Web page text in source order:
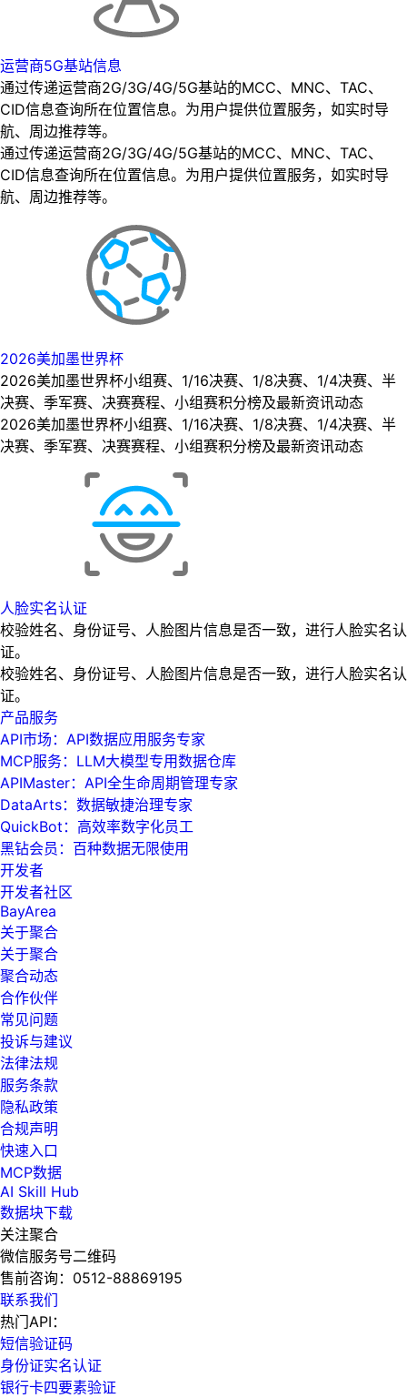
运营商5G基站信息
通过传递运营商2G/3G/4G/5G基站的MCC、MNC、TAC、
CID信息查询所在位置信息。为用户提供位置服务，如实时导
航、周边推荐等。
通过传递运营商2G/3G/4G/5G基站的MCC、MNC、TAC、
CID信息查询所在位置信息。为用户提供位置服务，如实时导
航、周边推荐等。
2026美加墨世界杯
2026美加墨世界杯小组赛、1/16决赛、1/8决赛、1/4决赛、半
决赛、季军赛、决赛赛程、小组赛积分榜及最新资讯动态
2026美加墨世界杯小组赛、1/16决赛、1/8决赛、1/4决赛、半
决赛、季军赛、决赛赛程、小组赛积分榜及最新资讯动态
人脸实名认证
校验姓名、身份证号、人脸图片信息是否一致，进行人脸实名认
证。
校验姓名、身份证号、人脸图片信息是否一致，进行人脸实名认
证。
产品服务
API市场：API数据应用服务专家
MCP服务：LLM大模型专用数据仓库
APIMaster：API全生命周期管理专家
DataArts：数据敏捷治理专家
QuickBot：高效率数字化员工
黑钻会员：百种数据无限使用
开发者
开发者社区
BayArea
关于聚合
关于聚合
聚合动态
合作伙伴
常见问题
投诉与建议
法律法规
服务条款
隐私政策
合规声明
快速入口
MCP数据
AI Skill Hub
数据块下载
关注聚合
微信服务号二维码
售前咨询： 0512-88869195
联系我们
热门API：
短信验证码
身份证实名认证
银行卡四要素验证